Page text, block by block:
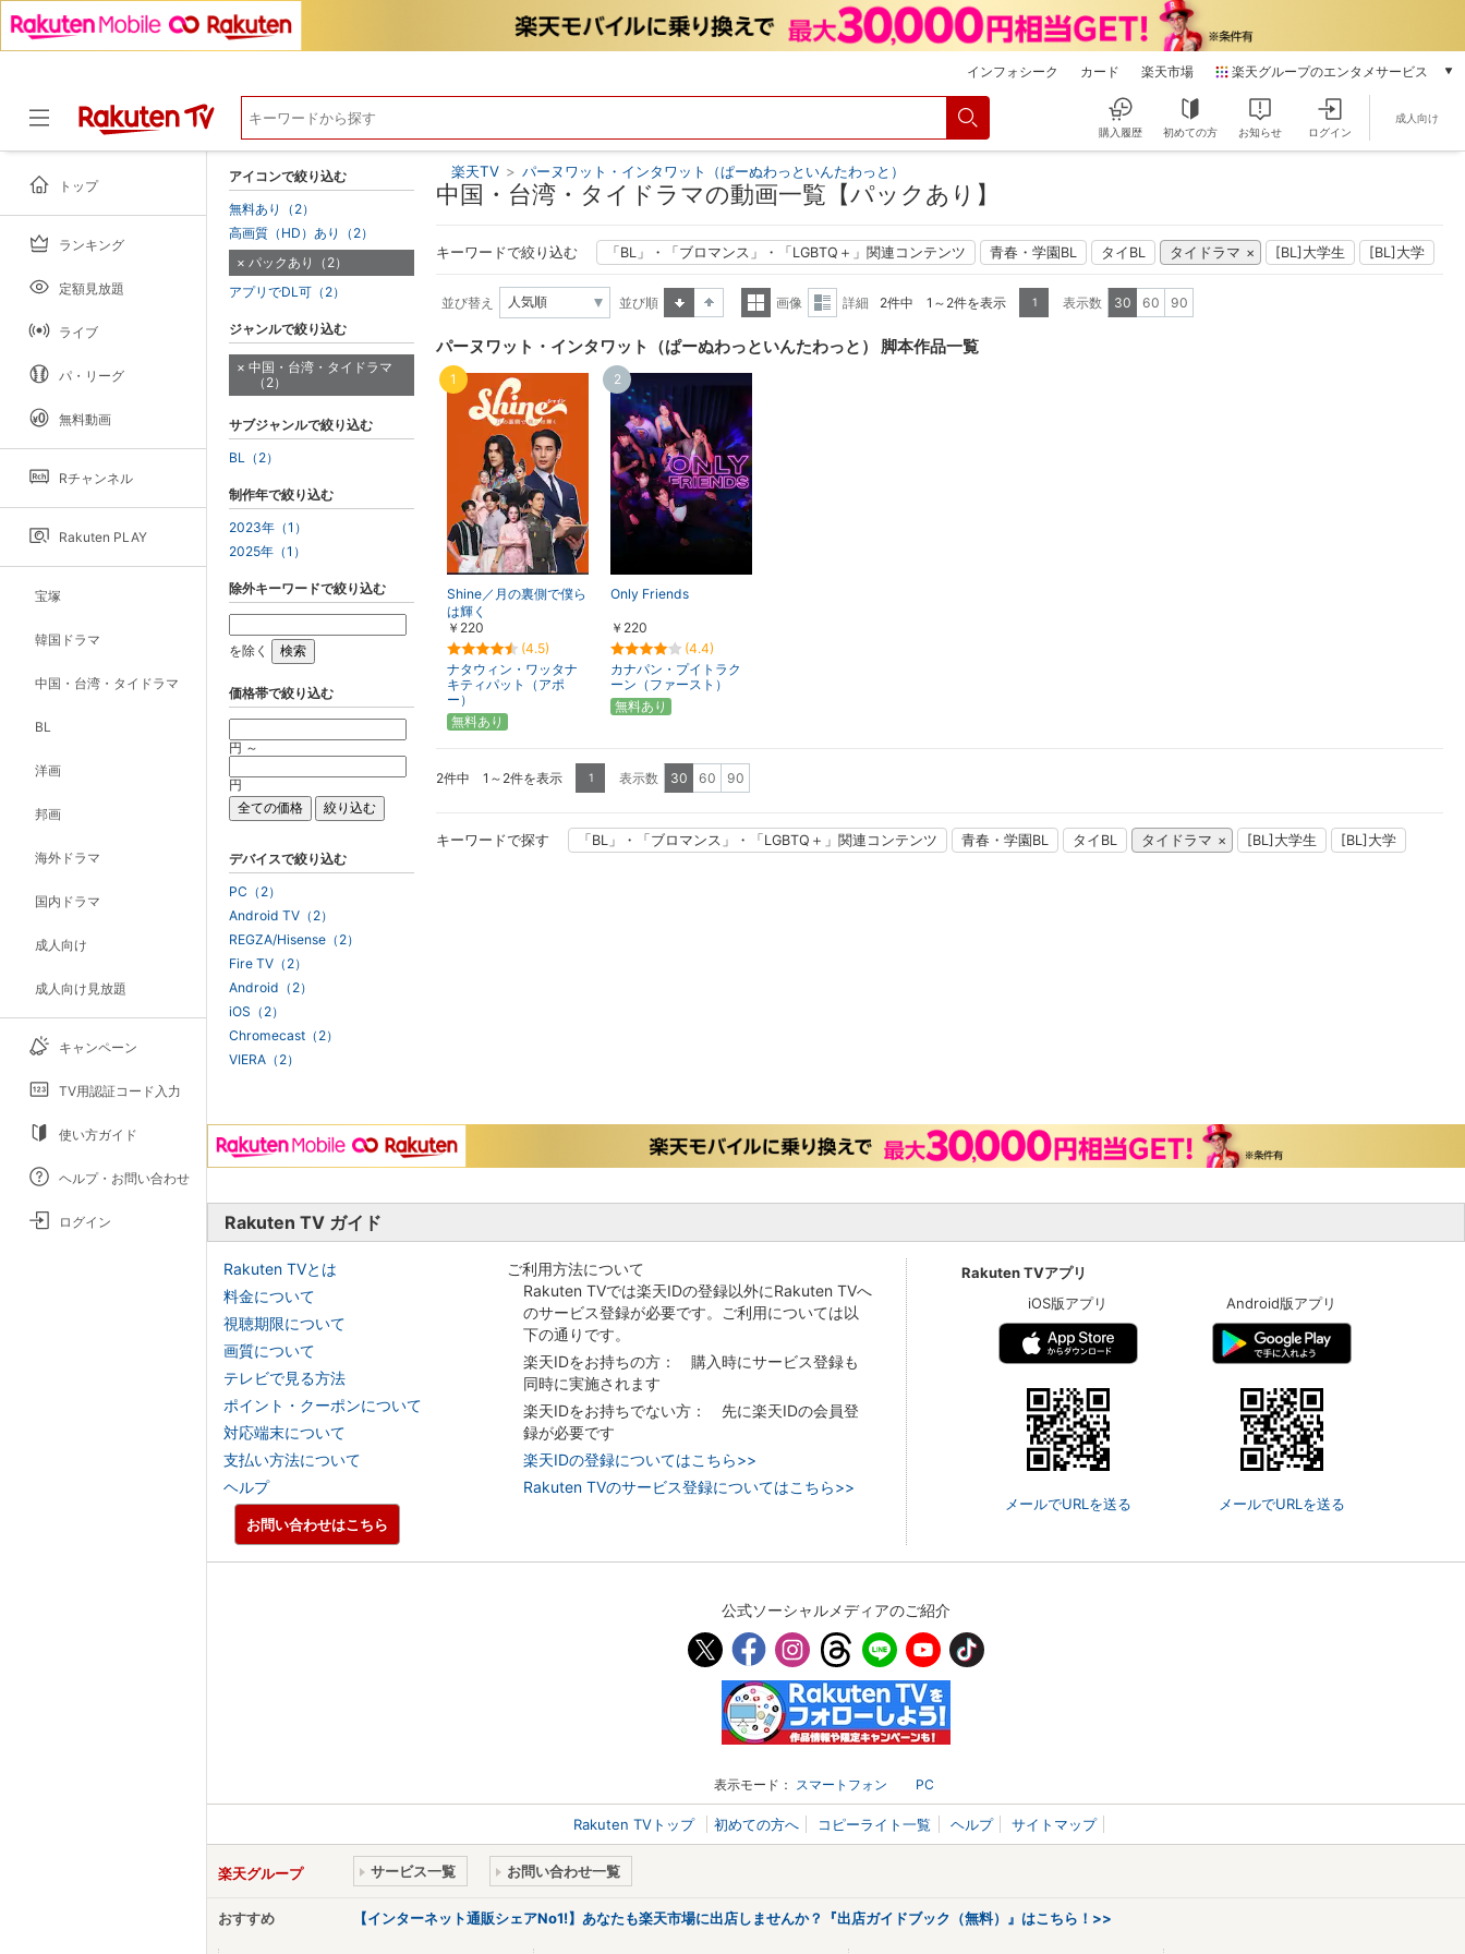
インフォシーク カード 楽天市場 楽天グループのエンタメサービス
本/ゲーム/CD/DVD
雑誌読み放題
動画配信
購入履歴 初めての方 お知らせ ログイン
成人向け
トップ
ランキング
定額見放題
ライブ
パ・リーグ
無料動画
Rチャンネル
Rakuten PLAY
宝塚
韓国ドラマ
中国・台湾・タイドラマ
BL
洋画
邦画
海外ドラマ
国内ドラマ
成人向け
成人向け見放題
キャンペーン
TV用認証コード入力
使い方ガイド
ヘルプ・お問い合わせ
ログイン
楽天TV > パーヌワット・インタワット（ぱーぬわっといんたわっと）
中国・台湾・タイドラマの動画一覧【パックあり】
キーワードで絞り込む 「BL」・「ブロマンス」・「LGBTQ＋」関連コンテンツ 青春・学園BL タイBL タイドラマ [BL]大学生 [BL]大学
並び替え
並び順
表示
画像
表示
詳細 2件中 1～2件を表示 1 表示数 30 60 90
パーヌワット・インタワット（ぱーぬわっといんたわっと） 脚本作品一覧
Shine／月の裏側で僕ら
は輝く
￥220
(4.5)
ナタウィン・ワッタナ
キティパット（アポ
ー）
1
無料あり
Only Friends
￥220
(4.4)
カナパン・プイトラク
ーン（ファースト）
2
無料あり
2件中 1～2件を表示 1 表示数 30 60 90
キーワードで探す 「BL」・「ブロマンス」・「LGBTQ＋」関連コンテンツ 青春・学園BL タイBL タイドラマ [BL]大学生 [BL]大学
アイコンで絞り込む
無料あり（2）
高画質（HD）あり（2）
パックあり（2）
アプリでDL可（2）
ジャンルで絞り込む
中国・台湾・タイドラマ
（2）
サブジャンルで絞り込む
BL（2）
制作年で絞り込む
2023年（1）
2025年（1）
除外キーワードで絞り込む
を除く
価格帯で絞り込む
円 ～
円
デバイスで絞り込む
PC（2）
Android TV（2）
REGZA/Hisense（2）
Fire TV（2）
Android（2）
iOS（2）
Chromecast（2）
VIERA（2）
Rakuten TV ガイド
Rakuten TVとは
料金について
視聴期限について
画質について
テレビで見る方法
ポイント・クーポンについて
対応端末について
支払い方法について
ヘルプ
ご利用方法について
Rakuten TVでは楽天IDの登録以外にRakuten TVへ
のサービス登録が必要です。ご利用については以
下の通りです。
楽天IDをお持ちの方： 購入時にサービス登録も
同時に実施されます
楽天IDをお持ちでない方： 先に楽天IDの会員登
録が必要です
楽天IDの登録についてはこちら>>
Rakuten TVのサービス登録についてはこちら>>
Rakuten TVアプリ
iOS版アプリ
メールでURLを送る
Android版アプリ
メールでURLを送る
お問い合わせはこちら
公式ソーシャルメディアのご紹介
表示モード： スマートフォン PC
Rakuten TVトップ 初めての方へ コピーライト一覧 ヘルプ サイトマップ
楽天グループ サービス一覧 お問い合わせ一覧
おすすめ 【インターネット通販シェアNo1!】あなたも楽天市場に出店しませんか？『出店ガイドブック（無料）』はこちら！>>